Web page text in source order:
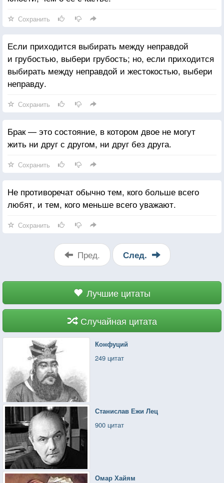
Сохранить
Если приходится выбирать между неправдой
и грубостью, выбери грубость; но, если приходится
выбирать между неправдой и жестокостью, выбери
неправду.
Сохранить
Брак — это состояние, в котором двое не могут
жить ни друг с другом, ни друг без друга.
Сохранить
Не противоречат обычно тем, кого больше всего
любят, и тем, кого меньше всего уважают.
Сохранить
Пред. След.
Лучшие цитаты
Случайная цитата
Конфуций
249 цитат
Станислав Ежи Лец
900 цитат
Омар Хайям